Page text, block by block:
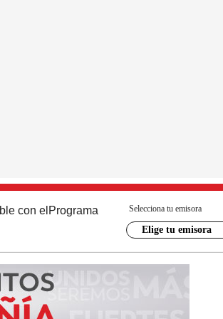
con el Programa Selecciona tu emisora
Elige tu emisora